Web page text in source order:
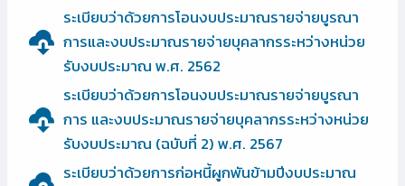
ระเบียบว่าด้วยการโอนงบประมาณรายจ่ายบูรณา
การและงบประมาณรายจ่ายบุคลากรระหว่างหน่วย
รับงบประมาณ พ.ศ. 2562
ระเบียบว่าด้วยการโอนงบประมาณรายจ่ายบูรณา
การ และงบประมาณรายจ่ายบุคลากรระหว่างหน่วย
รับงบประมาณ (ฉบับที่ 2) พ.ศ. 2567
ระเบียบว่าด้วยการก่อหนี้ผูกพันข้ามปีงบประมาณ